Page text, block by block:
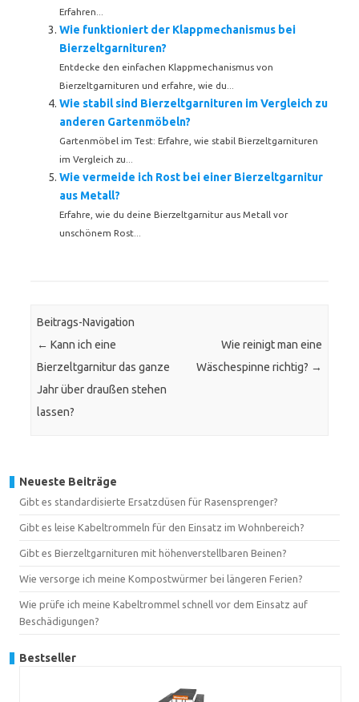
Erfahren...
Wie funktioniert der Klappmechanismus bei
Bierzeltgarnituren?
Entdecke den einfachen Klappmechanismus von
Bierzeltgarnituren und erfahre, wie du...
Wie stabil sind Bierzeltgarnituren im Vergleich zu
anderen Gartenmöbeln?
Gartenmöbel im Test: Erfahre, wie stabil Bierzeltgarnituren
im Vergleich zu...
Wie vermeide ich Rost bei einer Bierzeltgarnitur
aus Metall?
Erfahre, wie du deine Bierzeltgarnitur aus Metall vor
unschönem Rost...
Beitrags-Navigation
← Kann ich eine
Bierzeltgarnitur das ganze
Jahr über draußen stehen
lassen?
Wie reinigt man eine
Wäschespinne richtig? →
Neueste Beiträge
Gibt es standardisierte Ersatzdüsen für Rasensprenger?
Gibt es leise Kabeltrommeln für den Einsatz im Wohnbereich?
Gibt es Bierzeltgarnituren mit höhenverstellbaren Beinen?
Wie versorge ich meine Kompostwürmer bei längeren Ferien?
Wie prüfe ich meine Kabeltrommel schnell vor dem Einsatz auf
Beschädigungen?
Bestseller